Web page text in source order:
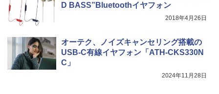
D BASS”Bluetoothイヤフォン
2018年4月26日
オーテク、ノイズキャンセリング搭載の
USB-C有線イヤフォン「ATH-CKS330N
C」
2024年11月28日